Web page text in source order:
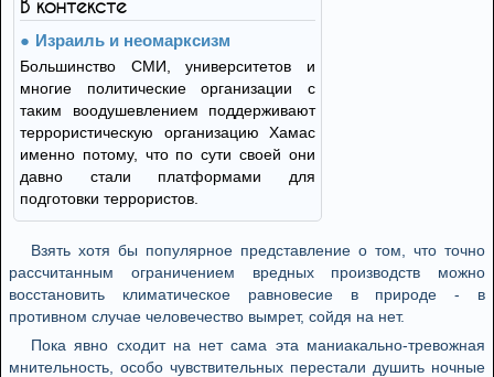
В контексте
Израиль и неомарксизм
Большинство СМИ, университетов и
многие политические организации с
таким воодушевлением поддерживают
террористическую организацию Хамас
именно потому, что по сути своей они
давно стали платформами для
подготовки террористов.
Взять хотя бы популярное представление о том, что точно
рассчитанным ограничением вредных производств можно
восстановить климатическое равновесие в природе - в
противном случае человечество вымрет, сойдя на нет.
Пока явно сходит на нет сама эта маниакально-тревожная
мнительность, особо чувствительных перестали душить ночные